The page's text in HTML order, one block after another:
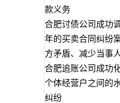
款义务
合肥讨债公司成功
年的买卖合同纠纷
方矛盾、减少当事
合肥追账公司成功
个体经营户之间的
纠纷